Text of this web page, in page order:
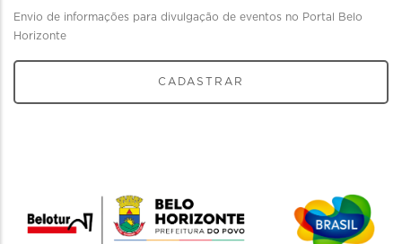
Envio de informações para divulgação de eventos no Portal Belo
Horizonte
CADASTRAR